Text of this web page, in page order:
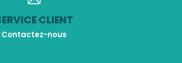
CLIENT
Contactez-nous